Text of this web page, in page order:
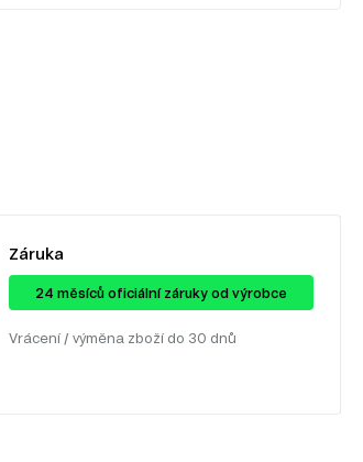
Záruka
24 ​​​​měsíců oficiální záruky od výrobce
Vrácení / výměna zboží do 30 dnů